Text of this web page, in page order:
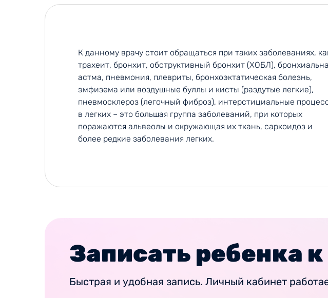
К данному врачу стоит обращаться при таких заболеваниях,
трахеит, бронхит, обструктивный бронхит (ХОБЛ),
астма, пневмония, плевриты, бронхоэктатическая болезнь,
эмфизема или воздушные буллы и кисты (раздутые легкие),
пневмосклероз (легочный фиброз), интерстициальные
в легких – это большая группа заболеваний, при которых
поражаются альвеолы и окружающая их ткань, саркоидоз и
более редкие заболевания легких.
Записать ребенка
Быстрая и удобная запись. Личный кабинет